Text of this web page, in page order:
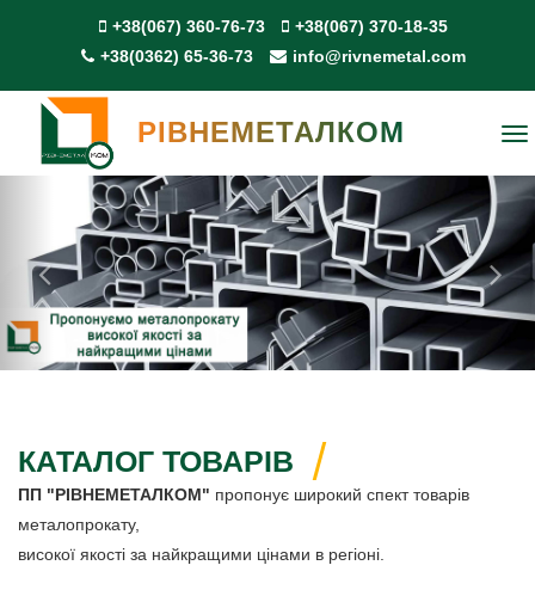
+38(067) 360-76-73
+38(067) 370-18-35
+38(0362) 65-36-73
info@rivnemetal.com
РІВНЕМЕТАЛКОМ
Previous
КАТАЛОГ ТОВАРІВ
ПП "РІВНЕМЕТАЛКОМ" пропонує широкий спект товарів
металопрокату,
високої якості за найкращими цінами в регіоні.